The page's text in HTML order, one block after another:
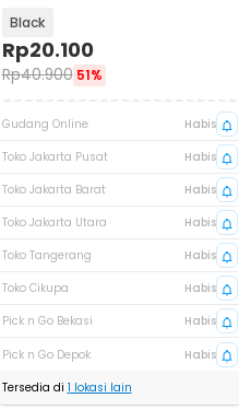
Black
Rp20.100
Rp40.900 51%
Gudang Online
Habis
Toko Jakarta Pusat
Habis
Toko Jakarta Barat
Habis
Toko Jakarta Utara
Habis
Toko Tangerang
Habis
Toko Cikupa
Habis
Pick n Go Bekasi
Habis
Pick n Go Depok
Habis
Tersedia di 1 lokasi lain